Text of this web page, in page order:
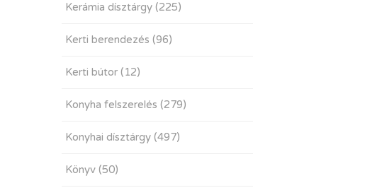
Kerámia dísztárgy (225)
Kerti berendezés (96)
Kerti bútor (12)
Konyha felszerelés (279)
Konyhai dísztárgy (497)
Könyv (50)